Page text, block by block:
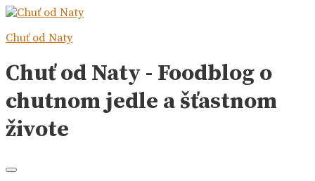
Chuť od Naty
Chuť od Naty - Foodblog o
chutnom jedle a šťastnom
živote